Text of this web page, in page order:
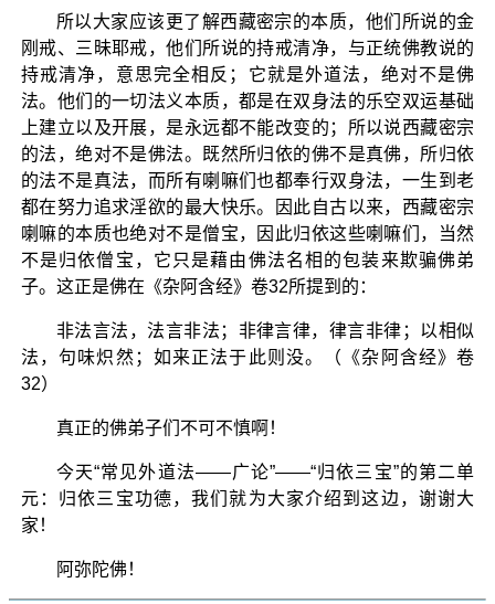
所以大家应该更了解西藏密宗的本质，他们所说的金
刚戒、三昧耶戒，他们所说的持戒清净，与正统佛教说的
持戒清净，意思完全相反；它就是外道法，绝对不是佛
法。他们的一切法义本质，都是在双身法的乐空双运基础
上建立以及开展，是永远都不能改变的；所以说西藏密宗
的法，绝对不是佛法。既然所归依的佛不是真佛，所归依
的法不是真法，而所有喇嘛们也都奉行双身法，一生到老
都在努力追求淫欲的最大快乐。因此自古以来，西藏密宗
喇嘛的本质也绝对不是僧宝，因此归依这些喇嘛们，当然
不是归依僧宝，它只是藉由佛法名相的包装来欺骗佛弟
子。这正是佛在《杂阿含经》卷32所提到的：
非法言法，法言非法；非律言律，律言非律；以相似
法，句味炽然；如来正法于此则没。（《杂阿含经》卷
32）
真正的佛弟子们不可不慎啊！
今天“常见外道法——广论”——“归依三宝”的第二单
元：归依三宝功德，我们就为大家介绍到这边，谢谢大
家！
阿弥陀佛！